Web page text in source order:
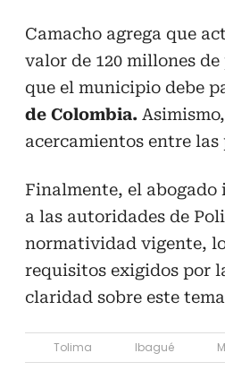
Camacho agrega que
valor de 120 millones
que el municipio debe
de Colombia.
acercamientos entre las
Finalmente, el abogado
a las autoridades de
normatividad vigente,
requisitos exigidos por
claridad sobre este
Tolima Ibagué